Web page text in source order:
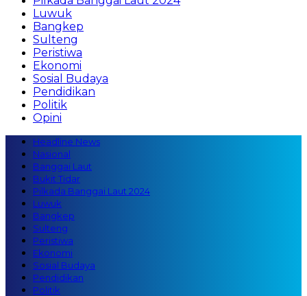
Luwuk
Bangkep
Sulteng
Peristiwa
Ekonomi
Sosial Budaya
Pendidikan
Politik
Opini
Headline News
Nasional
Banggai Laut
Bukit Tidar
Pilkada Banggai Laut 2024
Luwuk
Bangkep
Sulteng
Peristiwa
Ekonomi
Sosial Budaya
Pendidikan
Politik